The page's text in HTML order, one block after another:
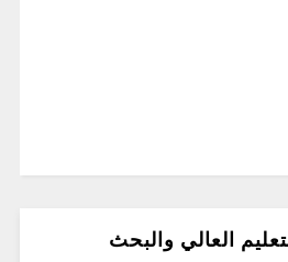
العالي والبحث